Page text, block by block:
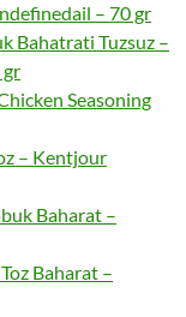
– 70 gr
Bahatrati Tuzsuz –
gr
Seasoning
– Kentjour
Baharat –
Baharat –